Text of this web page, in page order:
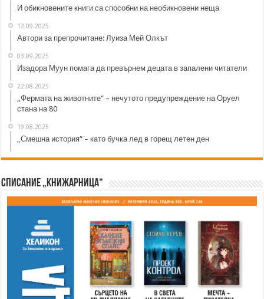
И обикновените книги са способни на необикновени неща
12.09.2025
Автори за препрочитане: Луиза Мей Олкът
03.09.2025
Изадора Муун помага да превърнем децата в запалени читатели
22.08.2025
„Фермата на животните“ – нечутото предупреждение на Оруел
стана на 80
19.08.2025
„Смешна история“ – като бучка лед в горещ летен ден
Списание „Книжарница“